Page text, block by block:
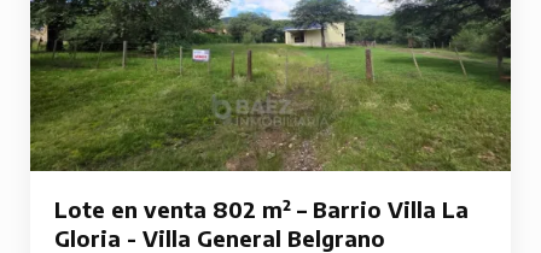
Lote en venta 802 m² – Barrio Villa La
Gloria - Villa General Belgrano